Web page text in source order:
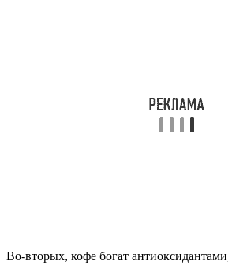
Во-вторых, кофе богат